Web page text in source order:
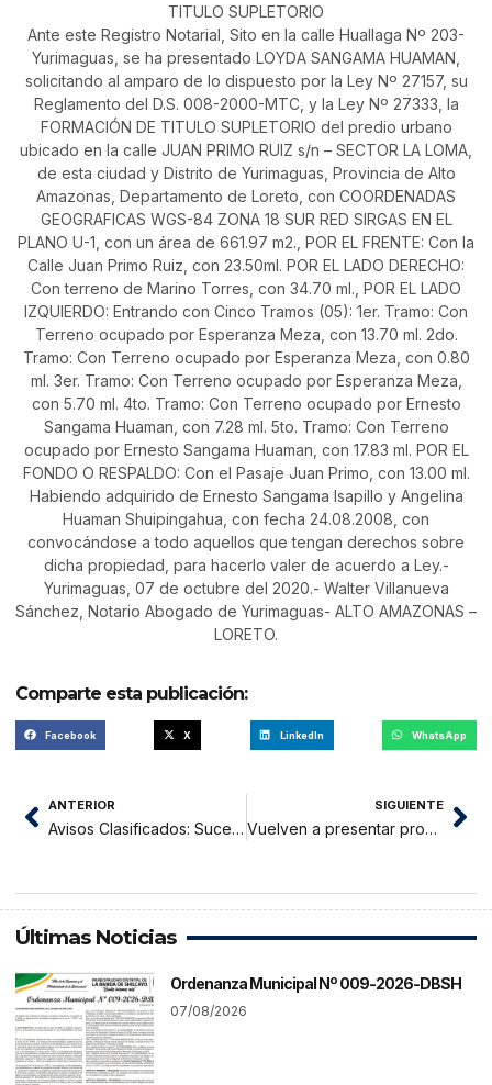
TITULO SUPLETORIO
Ante este Registro Notarial, Sito en la calle Huallaga Nº 203-
Yurimaguas, se ha presentado LOYDA SANGAMA HUAMAN,
solicitando al amparo de lo dispuesto por la Ley Nº 27157, su
Reglamento del D.S. 008-2000-MTC, y la Ley Nº 27333, la
FORMACIÓN DE TITULO SUPLETORIO del predio urbano
ubicado en la calle JUAN PRIMO RUIZ s/n – SECTOR LA LOMA,
de esta ciudad y Distrito de Yurimaguas, Provincia de Alto
Amazonas, Departamento de Loreto, con COORDENADAS
GEOGRAFICAS WGS-84 ZONA 18 SUR RED SIRGAS EN EL
PLANO U-1, con un área de 661.97 m2., POR EL FRENTE: Con la
Calle Juan Primo Ruiz, con 23.50ml. POR EL LADO DERECHO:
Con terreno de Marino Torres, con 34.70 ml., POR EL LADO
IZQUIERDO: Entrando con Cinco Tramos (05): 1er. Tramo: Con
Terreno ocupado por Esperanza Meza, con 13.70 ml. 2do.
Tramo: Con Terreno ocupado por Esperanza Meza, con 0.80
ml. 3er. Tramo: Con Terreno ocupado por Esperanza Meza,
con 5.70 ml. 4to. Tramo: Con Terreno ocupado por Ernesto
Sangama Huaman, con 7.28 ml. 5to. Tramo: Con Terreno
ocupado por Ernesto Sangama Huaman, con 17.83 ml. POR EL
FONDO O RESPALDO: Con el Pasaje Juan Primo, con 13.00 ml.
Habiendo adquirido de Ernesto Sangama Isapillo y Angelina
Huaman Shuipingahua, con fecha 24.08.2008, con
convocándose a todo aquellos que tengan derechos sobre
dicha propiedad, para hacerlo valer de acuerdo a Ley.-
Yurimaguas, 07 de octubre del 2020.- Walter Villanueva
Sánchez, Notario Abogado de Yurimaguas- ALTO AMAZONAS –
LORETO.
Comparte esta publicación:
Facebook X LinkedIn WhatsApp
ANTERIOR
Avisos Clasificados: Sucesion Intestada, Prescripcion Adquisitiva Vehicular y Titulo Supletorio Marco Alaín Rodríguez RíosNotario de Tarapoto
SIGUIENTE
Vuelven a presentar proyecto de ley para eliminar sueldo vitalicio de expresidentes.
Últimas Noticias
Ordenanza Municipal Nº 009-2026-DBSH
07/08/2026